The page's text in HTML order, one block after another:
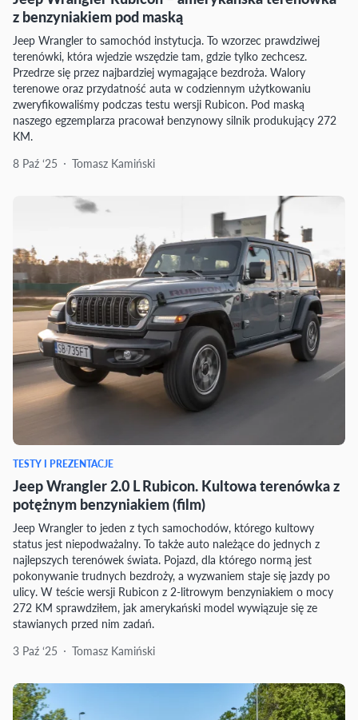
z benzyniakiem pod maską
Jeep Wrangler to samochód instytucja. To wzorzec prawdziwej
terenówki, która wjedzie wszędzie tam, gdzie tylko zechcesz.
Przedrze się przez najbardziej wymagające bezdroża. Walory
terenowe oraz przydatność auta w codziennym użytkowaniu
zweryfikowaliśmy podczas testu wersji Rubicon. Pod maską
naszego egzemplarza pracował benzynowy silnik produkujący 272
KM.
8 Paź ‘25
Tomasz Kamiński
TESTY I PREZENTACJE
Jeep Wrangler 2.0 L Rubicon. Kultowa terenówka z
potężnym benzyniakiem (film)
Jeep Wrangler to jeden z tych samochodów, którego kultowy
status jest niepodważalny. To także auto należące do jednych z
najlepszych terenówek świata. Pojazd, dla którego normą jest
pokonywanie trudnych bezdroży, a wyzwaniem staje się jazdy po
ulicy. W teście wersji Rubicon z 2-litrowym benzyniakiem o mocy
272 KM sprawdziłem, jak amerykański model wywiązuje się ze
stawianych przed nim zadań.
3 Paź ‘25
Tomasz Kamiński